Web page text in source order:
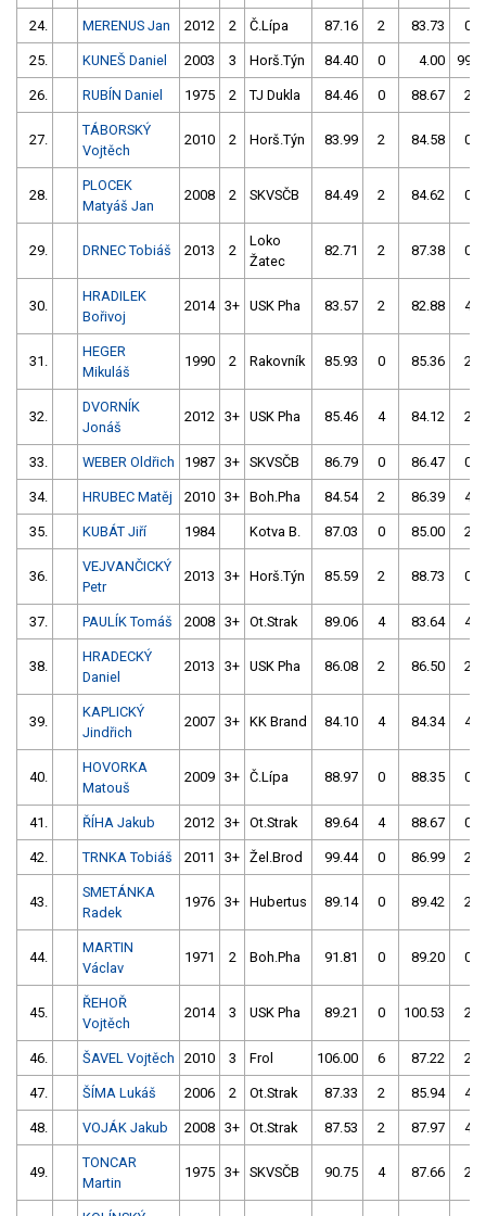
24. MERENUS Jan 2012 2 Č.Lípa 87.16 2 83.73 0
25. KUNEŠ Daniel 2003 3 Horš.Týn 84.40 0 4.00 999
26. RUBÍN Daniel 1975 2 TJ Dukla 84.46 0 88.67 2
27.
TÁBORSKÝ
Vojtěch
2010 2 Horš.Týn 83.99 2 84.58 0
28.
PLOCEK
Matyáš Jan
2008 2 SKVSČB 84.49 2 84.62 0
29. DRNEC Tobiáš 2013 2
Loko
Žatec
82.71 2 87.38 0
30.
HRADILEK
Bořivoj
2014 3+ USK Pha 83.57 2 82.88 4
31.
HEGER
Mikuláš
1990 2 Rakovník 85.93 0 85.36 2
32.
DVORNÍK
Jonáš
2012 3+ USK Pha 85.46 4 84.12 2
33. WEBER Oldřich 1987 3+ SKVSČB 86.79 0 86.47 0
34. HRUBEC Matěj 2010 3+ Boh.Pha 84.54 2 86.39 4
35. KUBÁT Jiří 1984 Kotva B. 87.03 0 85.00 2
36.
VEJVANČICKÝ
Petr
2013 3+ Horš.Týn 85.59 2 88.73 0
37. PAULÍK Tomáš 2008 3+ Ot.Strak 89.06 4 83.64 4
38.
HRADECKÝ
Daniel
2013 3+ USK Pha 86.08 2 86.50 2
39.
KAPLICKÝ
Jindřich
2007 3+ KK Brand 84.10 4 84.34 4
40.
HOVORKA
Matouš
2009 3+ Č.Lípa 88.97 0 88.35 0
41. ŘÍHA Jakub 2012 3+ Ot.Strak 89.64 4 88.67 0
42. TRNKA Tobiáš 2011 3+ Žel.Brod 99.44 0 86.99 2
43.
SMETÁNKA
Radek
1976 3+ Hubertus 89.14 0 89.42 2
44.
MARTIN
Václav
1971 2 Boh.Pha 91.81 0 89.20 0
45.
ŘEHOŘ
Vojtěch
2014 3 USK Pha 89.21 0 100.53 2
46. ŠAVEL Vojtěch 2010 3 Frol 106.00 6 87.22 2
47. ŠÍMA Lukáš 2006 2 Ot.Strak 87.33 2 85.94 4
48. VOJÁK Jakub 2008 3+ Ot.Strak 87.53 2 87.97 4
49.
TONCAR
Martin
1975 3+ SKVSČB 90.75 4 87.66 2